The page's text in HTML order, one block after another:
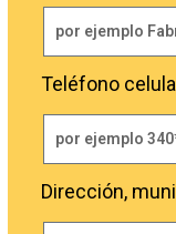
Teléfono
Dirección,